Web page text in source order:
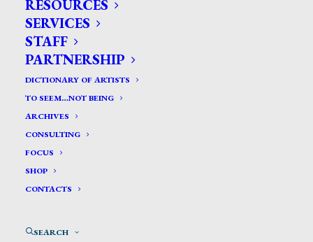
RESOURCES
SERVICES
STAFF
PARTNERSHIP
DICTIONARY OF ARTISTS
TO SEEM…NOT BEING
ARCHIVES
CONSULTING
FOCUS
SHOP
CONTACTS
SEARCH
Search
for:
Vallij R.